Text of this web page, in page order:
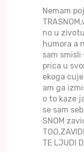
Nemam
no u
humora a
sam smisli
prica u
ekoga
am ga
o to kaze
se sam
SNOM
TE LJUDI